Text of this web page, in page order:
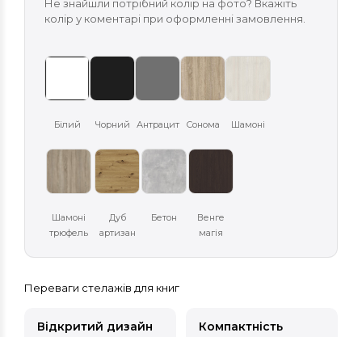
Не знайшли потрібний колір на фото? Вкажіть
колір у коментарі при оформленні замовлення.
Білий Чорний Антрацит Сонома Шамоні
Шамоні
трюфель
Дуб
артизан
Бетон
Венге
магія
Переваги стелажів для книг
Відкритий дизайн
Компактність